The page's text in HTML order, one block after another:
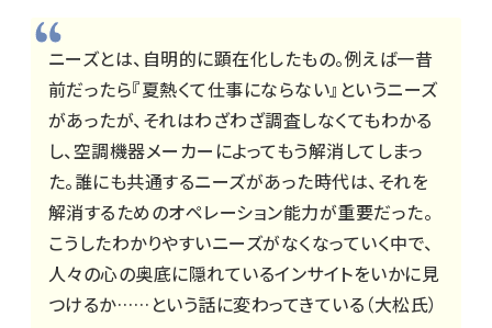
ニーズとは、自明的に顕在化したもの。例えば一昔
前だったら『夏熱くて仕事にならない』というニーズ
があったが、それはわざわざ調査しなくてもわかる
し、空調機器メーカーによってもう解消してしまっ
た。誰にも共通するニーズがあった時代は、それを
解消するためのオペレーション能力が重要だった。
こうしたわかりやすいニーズがなくなっていく中で、
人々の心の奥底に隠れているインサイトをいかに見
つけるか……という話に変わってきている（大松氏）